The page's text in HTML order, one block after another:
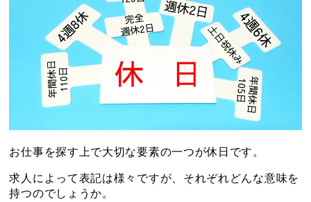
お仕事を探す上で大切な要素の一つが休日です。
求人によって表記は様々ですが、それぞれどんな意味を
持つのでしょうか。